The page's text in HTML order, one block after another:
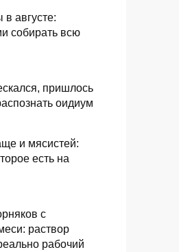
августе:
собирать всю
пришлось
оидиум
и мясистей:
есть на
с
раствор
рабочий